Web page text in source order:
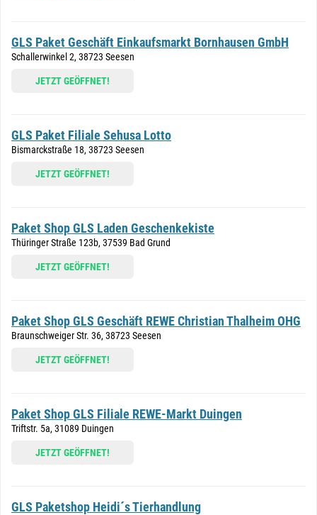
GLS Paket Geschäft Einkaufsmarkt Bornhausen GmbH
Schallerwinkel 2, 38723 Seesen
JETZT GEÖFFNET!
GLS Paket Filiale Sehusa Lotto
Bismarckstraße 18, 38723 Seesen
JETZT GEÖFFNET!
Paket Shop GLS Laden Geschenkekiste
Thüringer Straße 123b, 37539 Bad Grund
JETZT GEÖFFNET!
Paket Shop GLS Geschäft REWE Christian Thalheim OHG
Braunschweiger Str. 36, 38723 Seesen
JETZT GEÖFFNET!
Paket Shop GLS Filiale REWE-Markt Duingen
Triftstr. 5a, 31089 Duingen
JETZT GEÖFFNET!
GLS Paketshop Heidi´s Tierhandlung